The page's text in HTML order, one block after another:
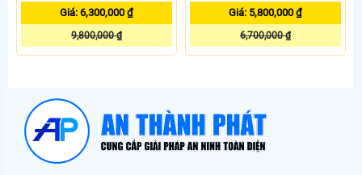
Giá: 6,300,000 ₫
9,800,000 ₫
Giá: 5,800,000 ₫
6,700,000 ₫